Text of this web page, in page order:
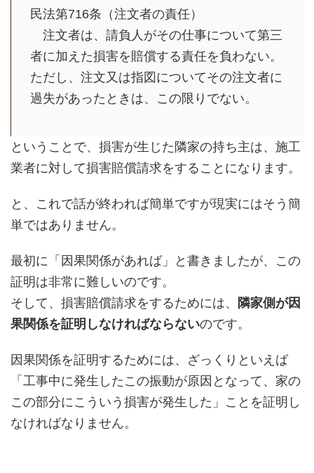
民法第716条（注文者の責任）
注文者は、請負人がその仕事について第三
者に加えた損害を賠償する責任を負わない。
ただし、注文又は指図についてその注文者に
過失があったときは、この限りでない。
ということで、損害が生じた隣家の持ち主は、施工
業者に対して損害賠償請求をすることになります。
と、これで話が終われば簡単ですが現実にはそう簡
単ではありません。
最初に「因果関係があれば」と書きましたが、この
証明は非常に難しいのです。
そして、損害賠償請求をするためには、
隣家側が因
果関係を証明しなければならないのです。
因果関係を証明するためには、ざっくりといえば
「工事中に発生したこの振動が原因となって、家の
この部分にこういう損害が発生した」ことを証明し
なければなりません。